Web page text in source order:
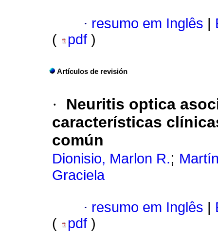
· resumo em Inglês
(
pdf )
Artículos de revisión
·
Neuritis optica
características
común
Dionisio, Marlon R.;
Graciela
· resumo em Inglês
(
pdf )